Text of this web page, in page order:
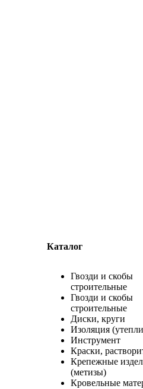
Каталог
Гвозди и скобы
строительные
Гвозди и скобы
строительные
Диски, круги
Изоляция
Инструмент
Краски,
Крепежные
(метизы)
Кровельные